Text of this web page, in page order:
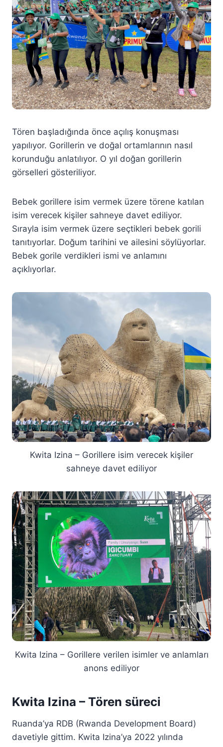
Tören başladığında önce açılış konuşması
yapılıyor. Gorillerin ve doğal ortamlarının nasıl
korunduğu anlatılıyor. O yıl doğan gorillerin
görselleri gösteriliyor.
Bebek gorillere isim vermek üzere törene katılan
isim verecek kişiler sahneye davet ediliyor.
Sırayla isim vermek üzere seçtikleri bebek gorili
tanıtıyorlar. Doğum tarihini ve ailesini söylüyorlar.
Bebek gorile verdikleri ismi ve anlamını
açıklıyorlar.
Kwita Izina – Gorillere isim verecek kişiler
sahneye davet ediliyor
Kwita Izina – Gorillere verilen isimler ve anlamları
anons ediliyor
Kwita Izina – Tören süreci
Ruanda’ya RDB (Rwanda Development Board)
davetiyle gittim. Kwita Izina’ya 2022 yılında